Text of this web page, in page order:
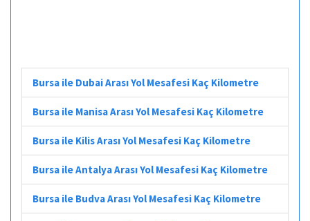
Bursa ile Dubai Arası Yol Mesafesi Kaç Kilometre
Bursa ile Manisa Arası Yol Mesafesi Kaç Kilometre
Bursa ile Kilis Arası Yol Mesafesi Kaç Kilometre
Bursa ile Antalya Arası Yol Mesafesi Kaç Kilometre
Bursa ile Budva Arası Yol Mesafesi Kaç Kilometre